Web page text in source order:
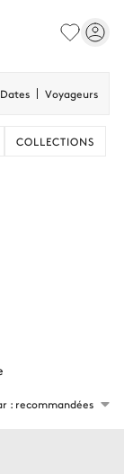
Dates Voyageurs
COLLECTIONS
: recommandées